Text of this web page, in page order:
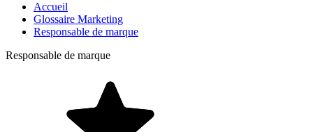
Accueil
Glossaire Marketing
Responsable de marque
Responsable de marque